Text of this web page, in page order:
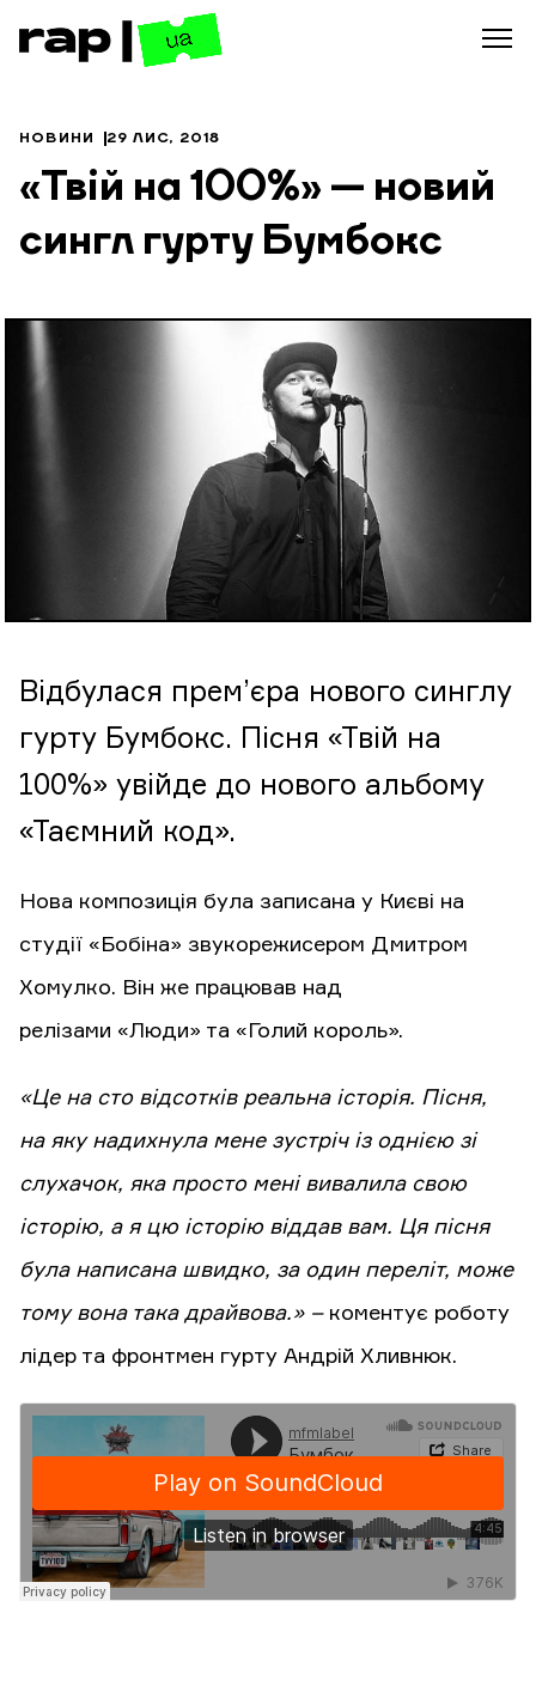
НОВИНИ 29 ЛИС, 2018
«Твій на 100%» — новий
сингл гурту Бумбокс
Відбулася прем’єра нового синглу
гурту Бумбокс. Пісня «Твій на
100%» увійде до нового альбому
«Таємний код».
Нова композиція була записана у Києві на
студії «Бобіна» звукорежисером Дмитром
Хомулко. Він же працював над
релізами «Люди» та «Голий король».
«Це на сто відсотків реальна історія. Пісня,
на яку надихнула мене зустріч із однією зі
слухачок, яка просто мені вивалила свою
історію, а я цю історію віддав вам. Ця пісня
була написана швидко, за один переліт, може
тому вона така драйвова.» – коментує роботу
лідер та фронтмен гурту Андрій Хливнюк.